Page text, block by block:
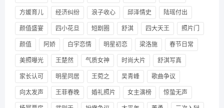
方媛育儿 经济纠纷 浪子收心 邱泽情史 陆瑶付出
颜值盛宴 四小花旦 短剧圈 舒淇 四大天王 照片门
颜值 阿娇 白宇恋情 明星初恋 梁洛施 春节日常
美照曝光 王楚然 气质女神 时尚大片 舒淇写真
家长认可 明星同居 王菀之 吴青峰 歌曲争议
向太发声 王菲春晚 婚礼照片 女主演榜 惊蛰无声